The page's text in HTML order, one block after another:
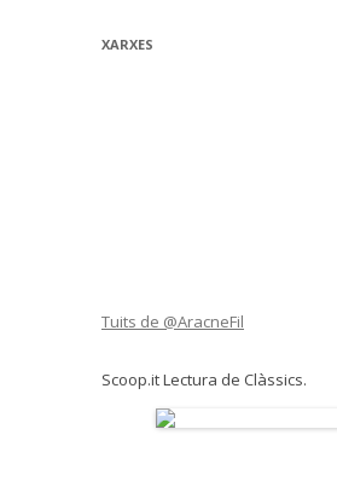
XARXES
Tuits de @AracneFil
Scoop.it Lectura de Clàssics.